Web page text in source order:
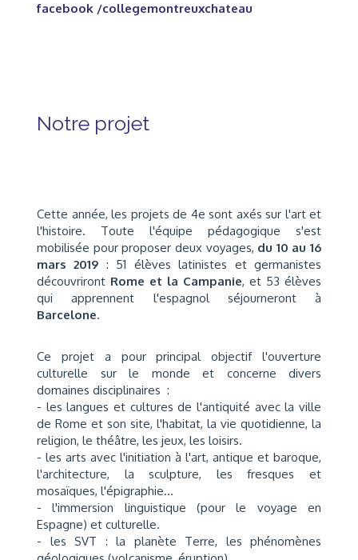
facebook /collegemontreuxchateau
Notre projet
Cette année, les projets de 4e sont axés sur l'art et
l'histoire. Toute l'équipe pédagogique s'est
mobilisée pour proposer deux voyages, du 10 au 16
mars 2019 : 51 élèves latinistes et germanistes
découvriront Rome et la Campanie, et 53 élèves
qui apprennent l'espagnol séjourneront à
Barcelone.
Ce projet a pour principal objectif l'ouverture
culturelle sur le monde et concerne divers
domaines disciplinaires :
- les langues et cultures de l'antiquité avec la ville
de Rome et son site, l'habitat, la vie quotidienne, la
religion, le théâtre, les jeux, les loisirs.
- les arts avec l'initiation à l'art, antique et baroque,
l'architecture, la sculpture, les fresques et
mosaïques, l'épigraphie...
- l'immersion linguistique (pour le voyage en
Espagne) et culturelle.
- les SVT : la planète Terre, les phénomènes